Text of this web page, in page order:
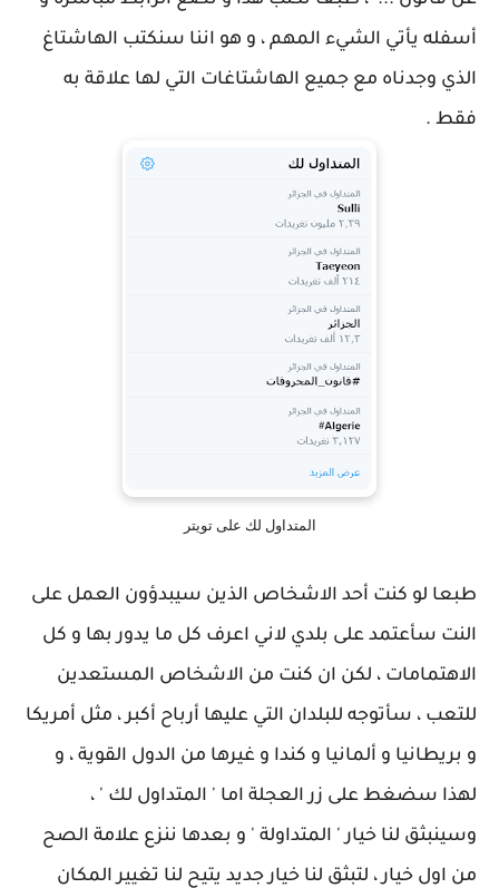
أسفله يأتي الشيء المهم ، و هو اننا سنكتب الهاشتاغ
الذي وجدناه مع جميع الهاشتاغات التي لها علاقة به
فقط .
المتداول لك على تويتر
طبعا لو كنت أحد الاشخاص الذين سيبدؤون العمل على
النت سأعتمد على بلدي لاني اعرف كل ما يدور بها و كل
الاهتمامات ، لكن ان كنت من الاشخاص المستعدين
للتعب ، سأتوجه للبلدان التي عليها أرباح أكبر ، مثل أمريكا
و بريطانيا و ألمانيا و كندا و غيرها من الدول القوية ، و
لهذا سضغط على زر العجلة اما ' المتداول لك ' ،
وسينبثق لنا خيار ' المتداولة ' و بعدها ننزع علامة الصح
من اول خيار ، لتبثق لنا خيار جديد يتيح لنا تغيير المكان